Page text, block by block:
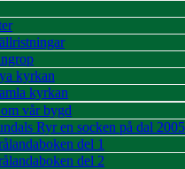
kyrkan
kyrkan
vår bygd
Ryr en socken på dal 2005
del 1
del 2